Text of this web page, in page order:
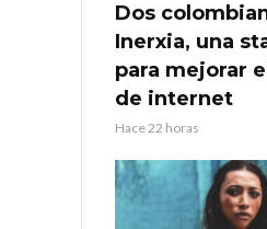
Dos
Inerxia, una
para mejorar
de internet
Hace 22 horas